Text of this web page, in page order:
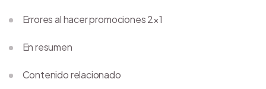
Errores al hacer promociones 2×1
En resumen
Contenido relacionado